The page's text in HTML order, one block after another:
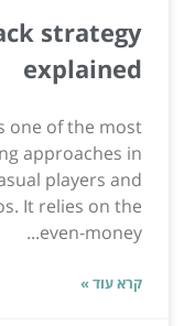
strategy
explained
one of the most
approaches in
players and
It relies on the
even-money...
קרא עוד »